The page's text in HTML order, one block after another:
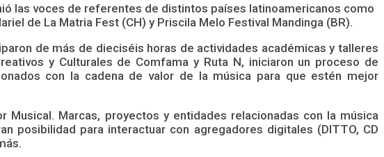
las voces de referentes de distintos países latinoamericanos como
de La Matria Fest (CH) y Priscila Melo Festival Mandinga (BR).
de más de dieciséis horas de actividades académicas y talleres
y Culturales de Comfama y Ruta N, iniciaron un proceso de
con la cadena de valor de la música para que estén mejor
Marcas, proyectos y entidades relacionadas con la música
posibilidad para interactuar con agregadores digitales (DITTO, CD